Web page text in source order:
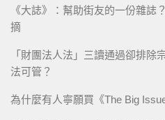
《大誌》：幫助街友的一份雜誌
摘
「財團法人法」三讀通過卻排除
法可管？
為什麼有人寧願買《The Big